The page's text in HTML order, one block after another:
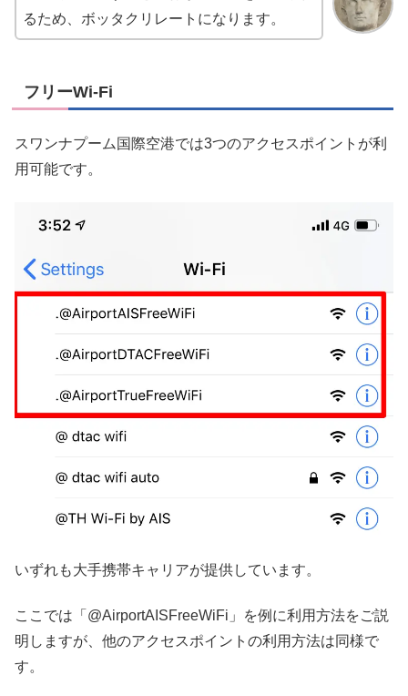
るため、ボッタクリレートになります。
フリーWi-Fi
スワンナプーム国際空港では3つのアクセスポイントが利
用可能です。
いずれも大手携帯キャリアが提供しています。
ここでは「@AirportAISFreeWiFi」を例に利用方法をご説
明しますが、他のアクセスポイントの利用方法は同様で
す。